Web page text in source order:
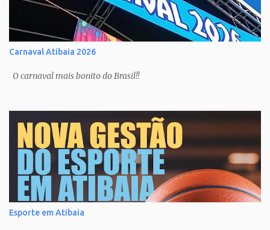
Carnaval Atibaia 2026
O carnaval mais bonito do Brasil!!
Esporte em Atibaia